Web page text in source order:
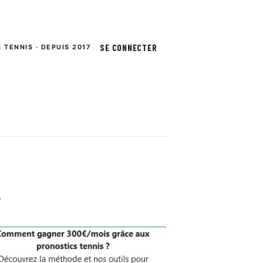
TENNIS · DEPUIS 2017 SE CONNECTER